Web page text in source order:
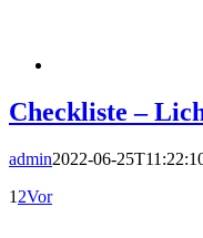
Checkliste –
admin2022-06-
1 2Vor